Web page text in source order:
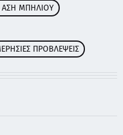
ΑΣΗ ΜΠΗΛΙΟΥ
ΠΡΟΒΛΕΨΕΙΣ